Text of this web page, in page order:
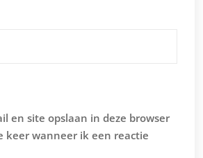
en site opslaan in deze browser
keer wanneer ik een reactie